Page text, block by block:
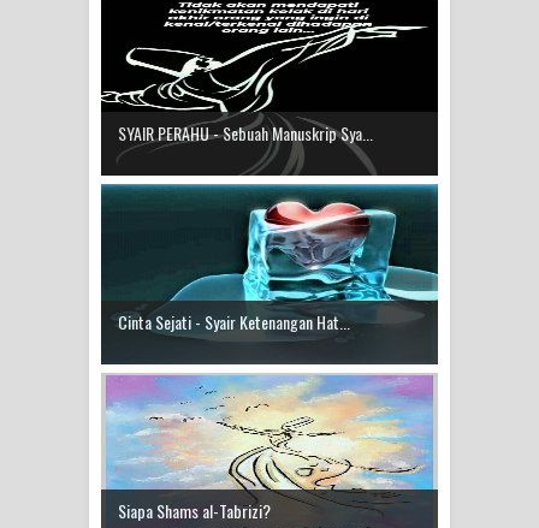
SYAIR PERAHU - Sebuah Manuskrip Sya...
Cinta Sejati - Syair Ketenangan Hat...
Siapa Shams al-Tabrizi?